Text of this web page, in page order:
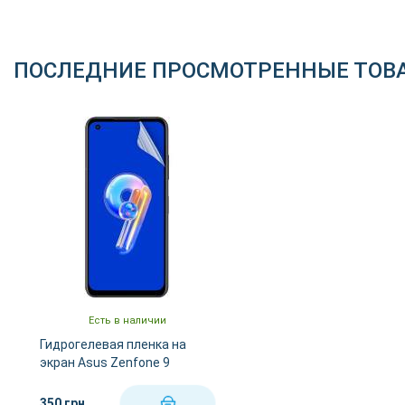
ПОСЛЕДНИЕ ПРОСМОТРЕННЫЕ
Есть в наличии
Гидрогелевая пленка на
экран Asus Zenfone 9